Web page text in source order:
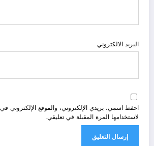
البريد الالكتروني
احفظ اسمي، بريدي الإلكتروني، والموقع الإلكتروني
لاستخدامها المرة المقبلة في تعليقي.